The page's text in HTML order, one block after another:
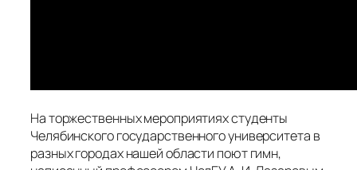
На торжественных мероприятиях студенты
Челябинского государственного университета в
разных городах нашей области поют гимн,